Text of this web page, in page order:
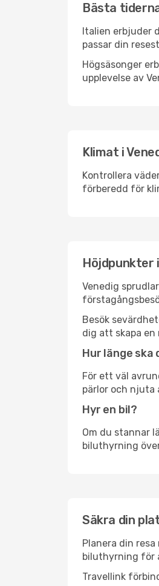
Bästa
Italien erbjuder
passar din
Högsäsonger
upplevelse av
Klimat i
Kontrollera
förberedd för
Höjdpunkter
Venedig
Besök
dig att skapa en
Hur länge ska
För ett väl
pärlor och njuta
Hyr en bil?
Om du stannar
biluthyrning
Säkra din
Planera din
biluthyrning för
Travellink